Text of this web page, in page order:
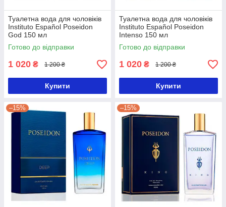
Туалетна вода для чоловіків
Instituto Español Poseidon
God 150 мл
Готово до відправки
1 020 ₴ 1 200 ₴
Купити
Туалетна вода для чоловіків
Instituto Español Poseidon
Intenso 150 мл
Готово до відправки
1 020 ₴ 1 200 ₴
Купити
–15% –15%